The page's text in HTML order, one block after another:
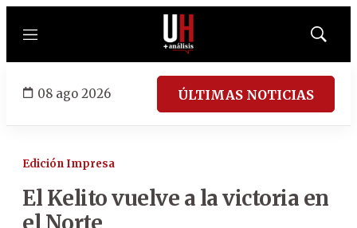
Menú
Mostrar
08 ago 2026 ÚLTIMAS NOTICIAS
Edición Impresa
El Kelito vuelve a la victoria en